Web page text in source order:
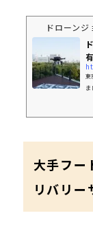
ドローンジ
東
大手フー
リバリー